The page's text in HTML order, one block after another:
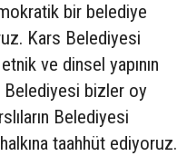
bir belediye
Kars Belediyesi
ve dinsel yapının
Belediyesi bizler oy
Belediyesi
taahhüt ediyoruz.